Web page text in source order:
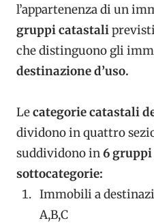
l’appartenenza di un
gruppi catastaliprevisti
che distinguono gli
destinazione d’uso.
Lecategorie catastali
dividono in quattro
suddividono in6
sottocategorie:
Immobili a
A,B,C